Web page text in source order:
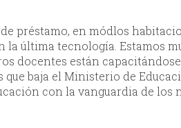
préstamo, en módlos
la última tecnología. Estamos
docentes están
baja el Ministerio de
con la vanguardia de los